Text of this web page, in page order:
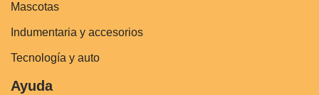
Mascotas
Indumentaria y accesorios
Tecnología y auto
Ayuda